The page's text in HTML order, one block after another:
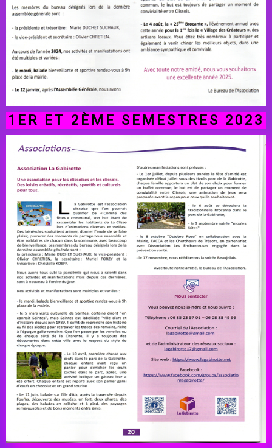
1ER ET 2ÈME SEMESTRES 2023